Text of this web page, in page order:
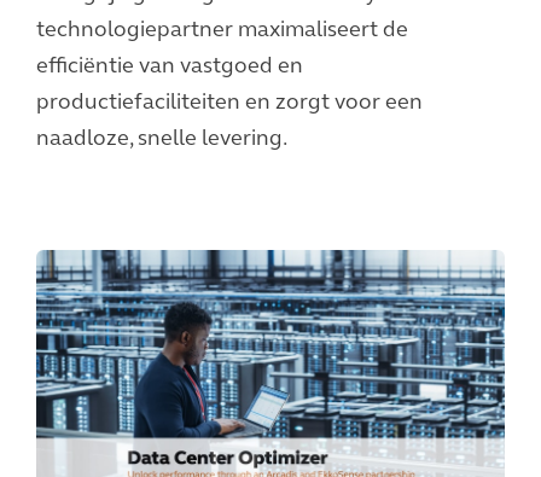
technologiepartner maximaliseert de
efficiëntie van vastgoed en
productiefaciliteiten en zorgt voor een
naadloze, snelle levering.